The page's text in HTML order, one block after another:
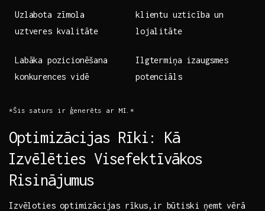
Uzlabota zīmola
uztveres kvalitāte
klientu uzticība un
lojalitāte
Labāka pozicionēšana
konkurences vidē
Ilgtermiņa izaugsmes
potenciāls
*Šis saturs​ ir ģenerēts‌ ar MI.*
Optimizācijas Rīki: Kā
⁢Izvēlēties Visefektīvākos
Risinājumus
Izvēloties optimizācijas ​rīkus,ir būtiski⁤ ņemt vērā⁣